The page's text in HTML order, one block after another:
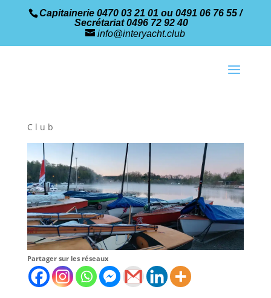
Capitainerie 0470 03 21 01 ou 0491 06 76 55 /
Secrétariat 0496 72 92 40
info@interyacht.club
Club
Partager sur les réseaux